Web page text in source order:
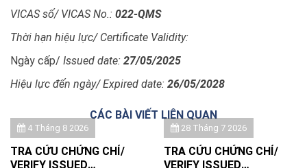
VICAS số/ VICAS No.: 022-QMS
Thời hạn hiệu lực/ Certificate Validity:
Ngày cấp/ Issued date: 27/05/2025
Hiệu lực đến ngày/ Expired date: 26/05/2028
CÁC BÀI VIẾT LIÊN QUAN
4 Tháng 8 2026
TRA CỨU CHỨNG CHỈ/
VERIFY ISSUED
28 Tháng 7 2026
TRA CỨU CHỨNG CHỈ/
VERIFY ISSUED